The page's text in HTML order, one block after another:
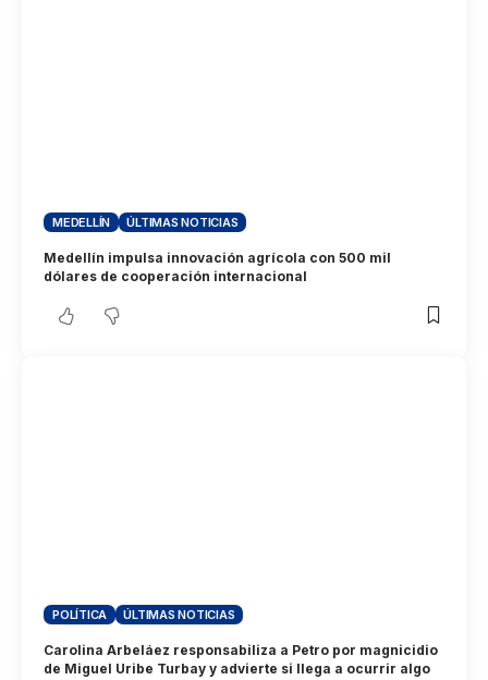
MEDELLÍN ÚLTIMAS NOTICIAS
Medellín impulsa innovación agrícola con 500 mil
dólares de cooperación internacional
POLÍTICA ÚLTIMAS NOTICIAS
Carolina Arbeláez responsabiliza a Petro por magnicidio
de Miguel Uribe Turbay y advierte si llega a ocurrir algo